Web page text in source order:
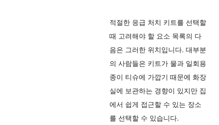
적절한 응급 처치 키트를 선택할
때 고려해야 할 요소 목록의 다
음은 그러한 위치입니다. 대부분
의 사람들은 키트가 물과 일회용
종이 티슈에 가깝기 때문에 화장
실에 보관하는 경향이 있지만 집
에서 쉽게 접근할 수 있는 장소
를 선택할 수 있습니다.